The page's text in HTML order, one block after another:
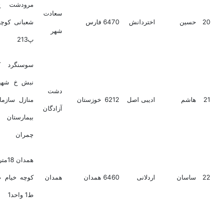
اختردانش 6470 فارس
مرودشت خ شهید
شعبانی کوچه ازادگان
ادیبی اصل 6212 خوزستان
سوسنگرد کوی نور
نبش خ شهید احمدی
منازل سازمانی پشت
بیمارستان شهید
اردلانی 6460 همدان همدان
همدان 18متری شکریه
کوچه خیام پ100-98